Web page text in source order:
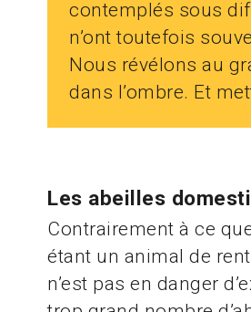
contemplés sous
n’ont toutefois
Nous révélons au
dans l’ombre. Et
Les abeilles
Contrairement à ce
étant un animal de
n’est pas en danger